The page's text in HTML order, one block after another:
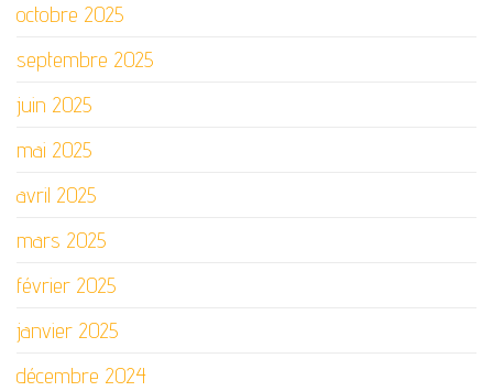
octobre 2025
septembre 2025
juin 2025
mai 2025
avril 2025
mars 2025
février 2025
janvier 2025
décembre 2024